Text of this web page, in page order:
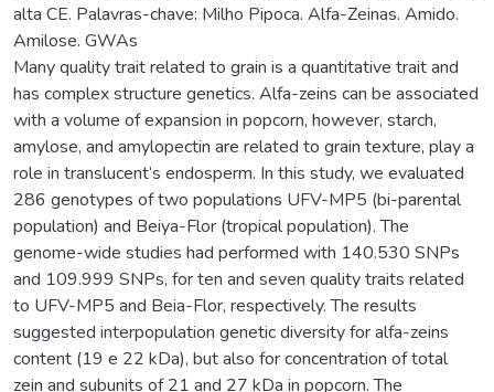
alta CE. Palavras-chave: Milho Pipoca. Alfa-Zeinas. Amido.
Amilose. GWAs
Many quality trait related to grain is a quantitative trait and
has complex structure genetics. Alfa-zeins can be associated
with a volume of expansion in popcorn, however, starch,
amylose, and amylopectin are related to grain texture, play a
role in translucent’s endosperm. In this study, we evaluated
286 genotypes of two populations UFV-MP5 (bi-parental
population) and Beiya-Flor (tropical population). The
genome-wide studies had performed with 140.530 SNPs
and 109.999 SNPs, for ten and seven quality traits related
to UFV-MP5 and Beia-Flor, respectively. The results
suggested interpopulation genetic diversity for alfa-zeins
content (19 e 22 kDa), but also for concentration of total
zein and subunits of 21 and 27 kDa in popcorn. The